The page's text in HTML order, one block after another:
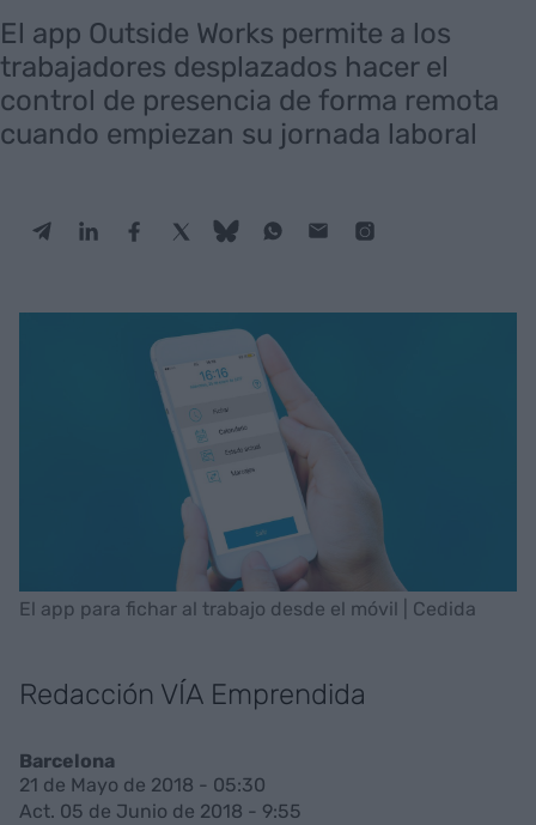
El app Outside Works permite a los
trabajadores desplazados hacer el
control de presencia de forma remota
cuando empiezan su jornada laboral
El app para fichar al trabajo desde el móvil | Cedida
Redacción VÍA Emprendida
Barcelona
21 de Mayo de 2018 - 05:30
Act. 05 de Junio de 2018 - 9:55